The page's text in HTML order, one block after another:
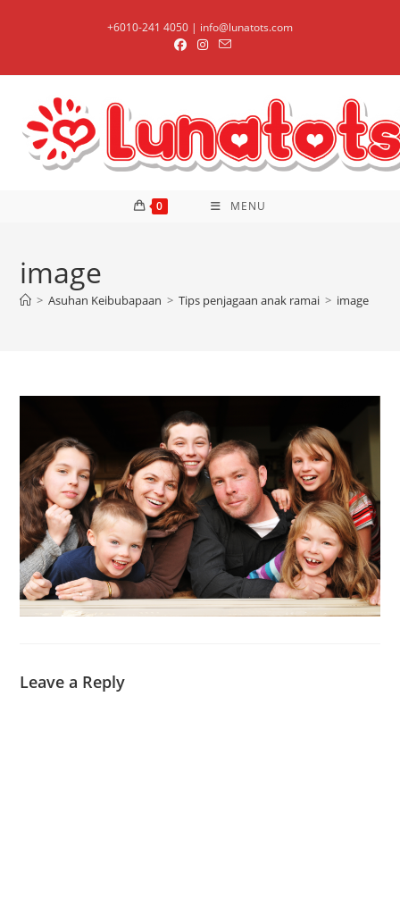
+6010-241 4050 | info@lunatots.com
0 MENU
image
> Asuhan Keibubapaan > Tips penjagaan anak ramai > image
Leave a Reply